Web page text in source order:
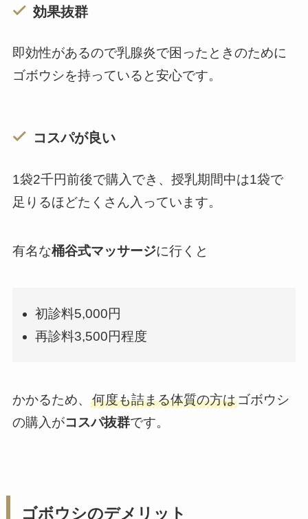
効果抜群
即効性があるので乳腺炎で困ったときのために
ゴボウシを持っていると安心です。
コスパが良い
1袋2千円前後で購入でき、授乳期間中は1袋で
足りるほどたくさん入っています。
有名な桶谷式マッサージに行くと
初診料5,000円
再診料3,500円程度
かかるため、 何度も詰まる体質の方はゴボウシ
の購入がコスパ抜群です。
ゴボウシのデメリット